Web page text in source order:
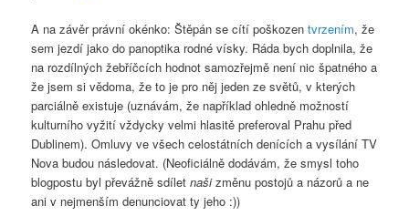
A na závěr právní okénko: Štěpán se cítí poškozentvrzením, že
sem jezdí jako do panoptika rodné vísky. Ráda bych doplnila, že
na rozdílných žebříčcích hodnot samozřejmě není nic špatného a
že jsem si vědoma, že to je pro něj jeden ze světů, v kterých
parciálně existuje (uznávám, že například ohledně možností
kulturního vyžití vždycky velmi hlasitě preferoval Prahu před
Dublinem). Omluvy ve všech celostátních denících a vysílání TV
Nova budou následovat. (Neoficiálně dodávám, že smysl toho
blogpostu byl převážně sdíletnašizměnu postojů a názorů a ne
ani v nejmenším denunciovat ty jeho :))